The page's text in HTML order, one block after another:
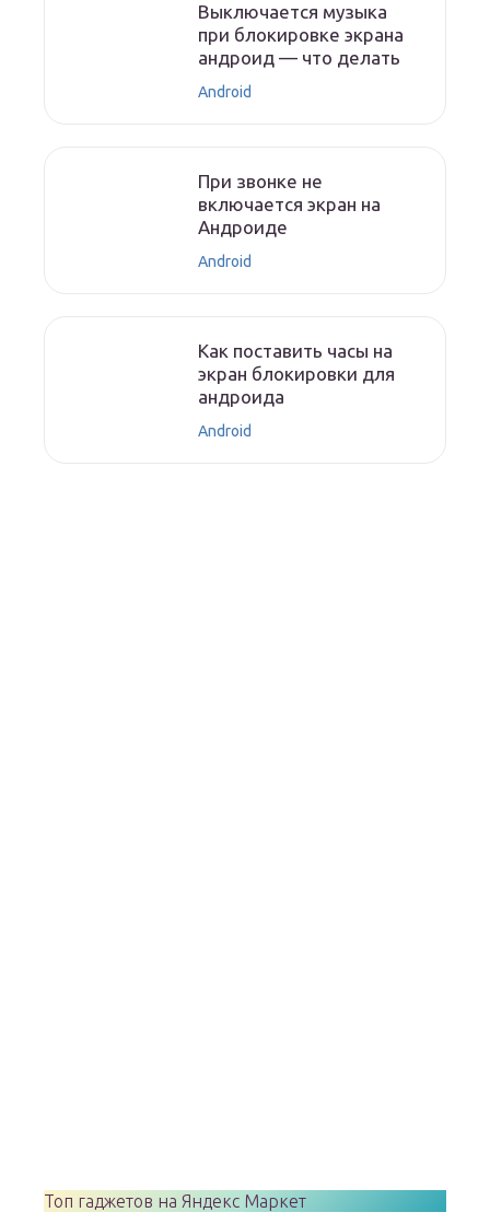
Выключается музыка
при блокировке экрана
андроид — что делать
Android
При звонке не
включается экран на
Андроиде
Android
Как поставить часы на
экран блокировки для
андроида
Android
Топ гаджетов на Яндекс Маркет